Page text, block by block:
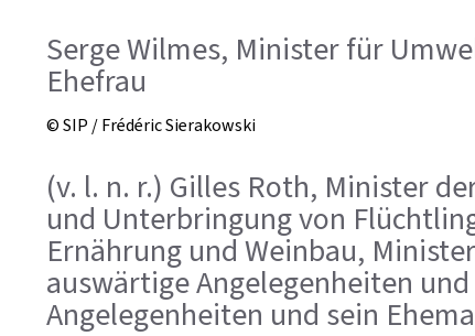
Serge Wilmes, Minister für
Ehefrau
© SIP / Frédéric Sierakowski
(v. l. n. r.) Gilles Roth, Minister
und Unterbringung von
Ernährung und Weinbau,
auswärtige Angelegenheiten
Angelegenheiten und sein